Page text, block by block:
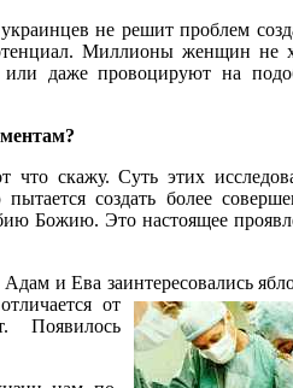
не решит проблем
Миллионы женщин не
даже провоцируют на
что скажу. Суть этих
создать более
Божию. Это настоящее
и Ева заинтересовались
от
Появилось